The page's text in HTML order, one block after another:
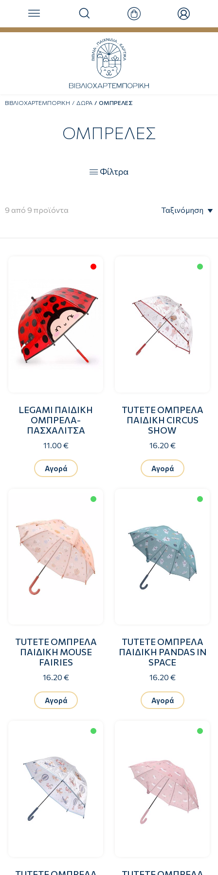
ΒΙΒΛΙΟΧΑΡΤΕΜΠΟΡΙΚΗ ΔΩΡΑ ΟΜΠΡΕΛΕΣ
ΟΜΠΡΕΛΕΣ
 Φίλτρα
9 από 9 προϊόντα Ταξινόμηση
LEGAMI ΠΑΙΔΙΚΗ
ΟΜΠΡΕΛΑ-
ΠΑΣΧΑΛΙΤΣΑ
11.00 €
Αγορά
TUTETE ΟΜΠΡΕΛΑ
ΠΑΙΔΙΚΗ CIRCUS
SHOW
16.20 €
Αγορά
TUTETE ΟΜΠΡΕΛΑ
ΠΑΙΔΙΚΗ MOUSE
FAIRIES
16.20 €
Αγορά
TUTETE ΟΜΠΡΕΛΑ
ΠΑΙΔΙΚΗ PANDAS IN
SPACE
16.20 €
Αγορά